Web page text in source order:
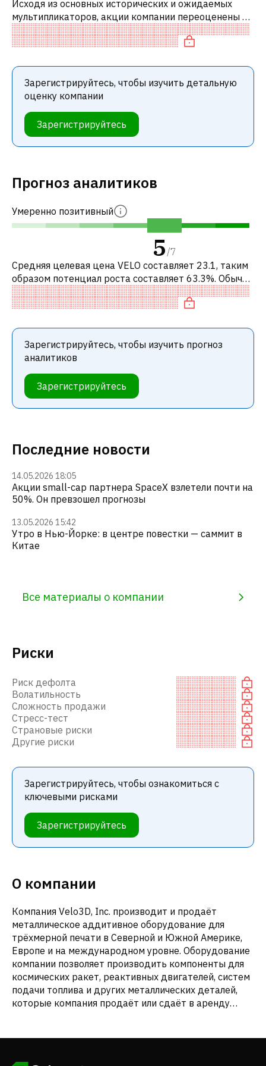
Последние новости
14.05.2026 18:05
Акции small-cap партнера SpaceX взлетели почти на
50%. Он превзошел прогнозы
13.05.2026 15:42
Утро в Нью-Йорке: в центре повестки — саммит в
Китае
Все материалы о компании
Риски
Риск дефолта
Волатильность
Сложность продажи
Стресс-тест
Страновые риски
Другие риски
Зарегистрируйтесь, чтобы ознакомиться с
ключевыми рисками
Зарегистрируйтесь
О компании
Компания Velo3D, Inc. производит и продаёт
металлическое аддитивное оборудование для
трёхмерной печати в Северной и Южной Америке,
Европе и на международном уровне. Оборудование
компании позволяет производить компоненты для
космических ракет, реактивных двигателей, систем
подачи топлива и других металлических деталей,
которые компания продаёт или сдаёт в аренду
программную платформу, которая сканирует
Исходя из основных исторических и ожидаемых
мультипликаторов, акции компании переоценены по
сравнению с аналогичными компаниями.
Зарегистрируйтесь, чтобы изучить детальную
оценку компании
Зарегистрируйтесь
Прогноз аналитиков
Умеренно позитивный
5 /7
Средняя целевая цена VELO составляет 23.1, таким
образом потенциал роста составляет 63.3%. Обычно
это означает рекомендацию «ПОКУПАТЬ» среди
инвестиционных компаний или р
Зарегистрируйтесь, чтобы изучить прогноз
аналитиков
Зарегистрируйтесь